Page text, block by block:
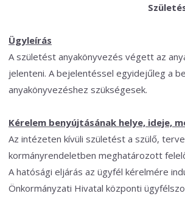
Ügyleírás
A születést anyakönyvezés végett az
jelenteni. A bejelentéssel egyidejűleg a
anyakönyvezéshez szükségesek.
Kérelem benyújtásának helye, ideje,
Az intézeten kívüli születést a szülő,
kormányrendeletben meghatározott
A hatósági eljárás az ügyfél kérelmére
Önkormányzati Hivatal központi